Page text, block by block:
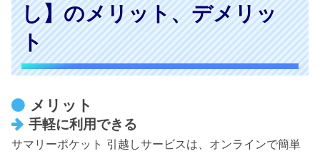
し】のメリット、デメリッ
ト
メリット
手軽に利用できる
サマリーポケット 引越しサービスは、オンラインで簡単